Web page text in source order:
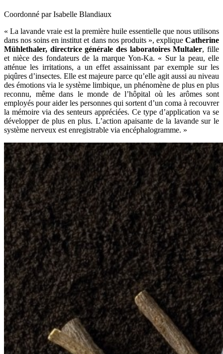
Coordonné par Isabelle Blandiaux
« La lavande vraie est la première huile essentielle que nous utilisons
dans nos soins en institut et dans nos produits », explique Catherine
Mühlethaler, directrice générale des laboratoires Multaler, fille
et nièce des fondateurs de la marque Yon-Ka. « Sur la peau, elle
atténue les irritations, a un effet assainissant par exemple sur les
piqûres d’insectes. Elle est majeure parce qu’elle agit aussi au niveau
des émotions via le système limbique, un phénomène de plus en plus
reconnu, même dans le monde de l’hôpital où les arômes sont
employés pour aider les personnes qui sortent d’un coma à recouvrer
la mémoire via des senteurs appréciées. Ce type d’application va se
développer de plus en plus. L’action apaisante de la lavande sur le
système nerveux est enregistrable via encéphalogramme. »